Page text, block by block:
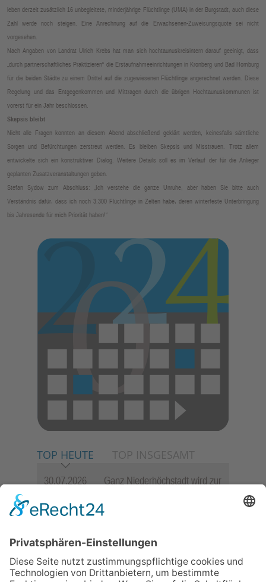
leben derzeit zusätzlich 16 unbegleitete, minderjährige Flüchtlinge (UMA) in der Burgstadt, auch diese
Zahl werde noch steigen. Eine Anrechnung auf die Erwachsenen-Zuweisungsquote sei nicht
vorgesehen.
Nach Angaben von Landrat Ulrich Krebs hat man sich hochtaunuskreisintern darauf geeinigt, dass
„durch partnerschaftliches Praktizieren“ die Erstaufnahmeeinrichtungen in Kronberg und Bad Homburg
für die beiden Städte zu einem Drittel auf die zugewiesenen Flüchtlinge angerechnet werden. Diese
Regelung und das Entgegenkommen und Mittragen durch die übrigen Hochtaunuskommunen ist
vorerst für ein Jahr beschlossen.
Skepsis bleibt
Nicht alle Fragen konnten an diesem Abend abschließend geklärt werden, keinesfalls sämtliche
Sorgen und Befürchtungen zerstreut werden. Es bleiben Skepsis und Misstrauen. Trotz allem
entwickelte sich ein konstruktiver Dialog. Weitere Details soll es im Verlauf der für die Anlieger
geplanten Zusatzveranstaltungen geben.
Stefan Sydow zum Abschluss: „Ich verstehe die ganze Unruhe, aber haben Sie bitte auch
Verständnis dafür, dass ich noch 3.300 Flüchtlinge in Zelten habe, deren winterfeste Unterbringung
bis Jahresende für mich Priorität haben!“
TOP HEUTE TOP INSGESAMT
30.07.2026
Ganz Niederhöchstadt wird zur
23.07.2026
Zwischen Fachwerk, Wein und
lädt wieder zum Weinfest ein
präsentiert sein neues